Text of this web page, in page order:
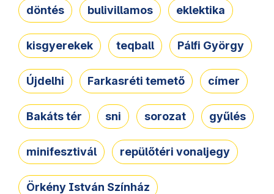
döntés bulivillamos eklektika
kisgyerekek teqball Pálfi György
Újdelhi Farkasréti temető címer
Bakáts tér sni sorozat gyűlés
minifesztivál repülőtéri vonaljegy
Örkény István Színház